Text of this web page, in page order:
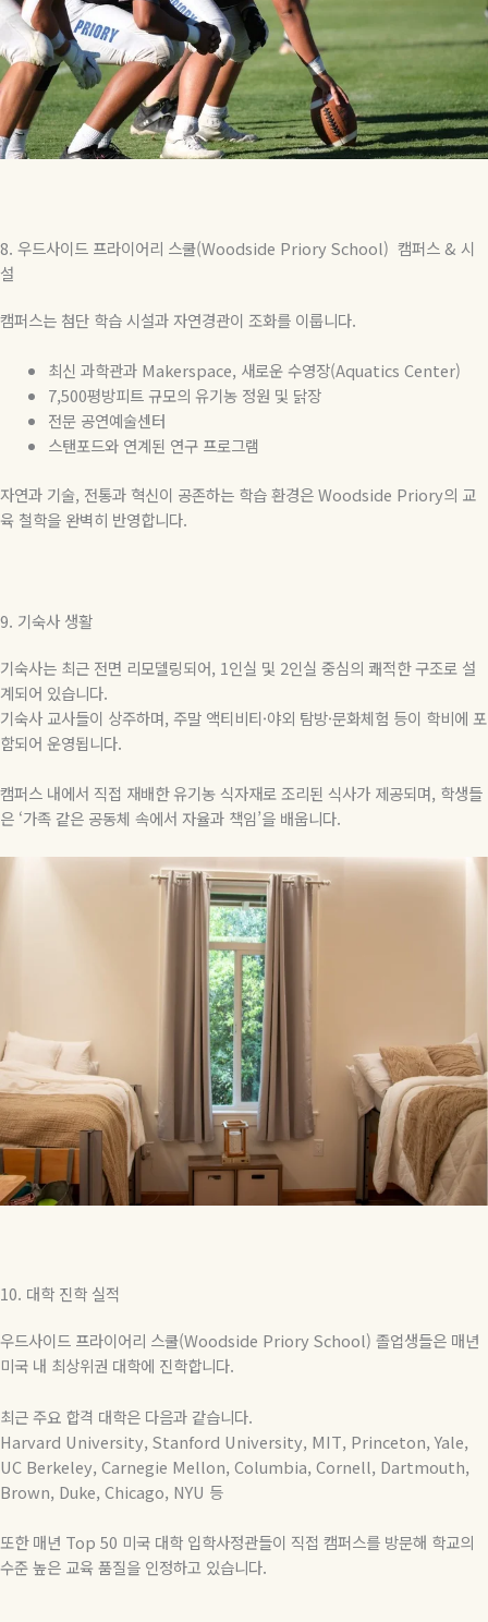
8. 우드사이드 프라이어리 스쿨(Woodside Priory School) 캠퍼스& 시
설
캠퍼스는 첨단 학습 시설과 자연경관이 조화를 이룹니다.
최신 과학관과Makerspace, 새로운 수영장(Aquatics Center)
7,500평방피트 규모의 유기농 정원 및 닭장
전문 공연예술센터
스탠포드와 연계된 연구 프로그램
자연과 기술, 전통과 혁신이 공존하는 학습 환경은Woodside Priory의 교
육 철학을 완벽히 반영합니다.
9. 기숙사 생활
기숙사는 최근 전면 리모델링되어, 1인실 및 2인실 중심의 쾌적한 구조로 설
계되어 있습니다.
기숙사 교사들이 상주하며, 주말 액티비티·야외 탐방·문화체험 등이 학비에 포
함되어 운영됩니다.
캠퍼스 내에서 직접 재배한 유기농 식자재로 조리된 식사가 제공되며, 학생들
은 ‘가족 같은 공동체 속에서 자율과 책임’을 배웁니다.
10. 대학 진학 실적
우드사이드 프라이어리 스쿨(Woodside Priory School) 졸업생들은 매년
미국 내 최상위권 대학에 진학합니다.
최근주요 합격 대학은 다음과 같습니다.
Harvard University, Stanford University, MIT, Princeton, Yale,
UC Berkeley, Carnegie Mellon, Columbia, Cornell, Dartmouth,
Brown, Duke, Chicago, NYU 등
또한 매년 Top 50 미국 대학 입학사정관들이 직접 캠퍼스를 방문해 학교의
수준 높은 교육 품질을 인정하고 있습니다.